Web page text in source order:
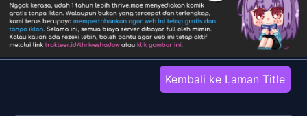
Kembali ke Laman Title